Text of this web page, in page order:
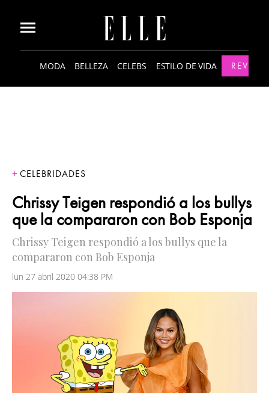
MODA BELLEZA CELEBS ESTILO DE VIDA
CELEBRIDADES
Chrissy Teigen respondió a los bullys
que la compararon con Bob Esponja
Chrissy Teigen respondió a los bullys que la
compararon con Bob Esponja
lun 27 abril 2020 04:38 PM